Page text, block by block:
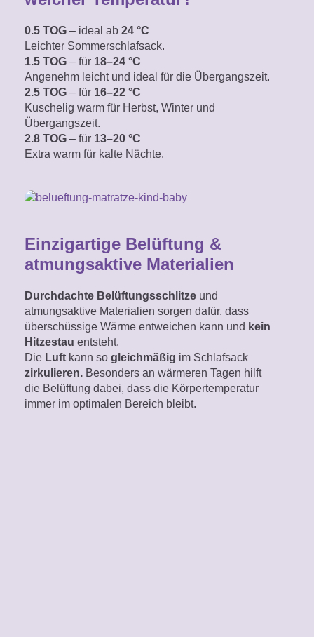
0.5 TOG – ideal ab 24 °C
Leichter Sommerschlafsack.
1.5 TOG – für 18–24 °C
Angenehm leicht und ideal für die Übergangszeit.
2.5 TOG – für 16–22 °C
Kuschelig warm für Herbst, Winter und
Übergangszeit.
2.8 TOG – für 13–20 °C
Extra warm für kalte Nächte.
Einzigartige Belüftung &
atmungsaktive Materialien
Durchdachte Belüftungsschlitze und
atmungsaktive Materialien sorgen dafür, dass
überschüssige Wärme entweichen kann und kein
Hitzestau entsteht.
Die Luft kann so gleichmäßig im Schlafsack
zirkulieren. Besonders an wärmeren Tagen hilft
die Belüftung dabei, dass die Körpertemperatur
immer im optimalen Bereich bleibt.